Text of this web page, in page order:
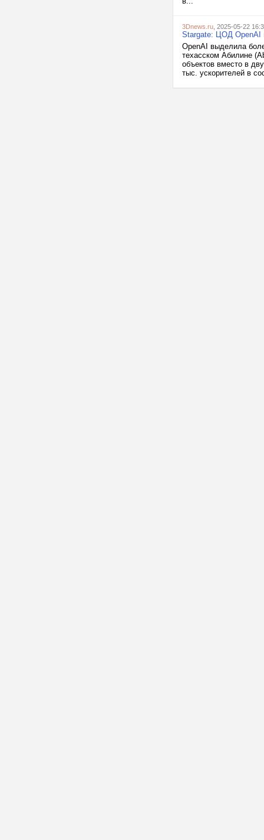
3Dnews.ru , 2025-05-22
Stargate: ЦОД OpenAI
OpenAI выделила
техасском Абилине
объектов вместо в
тыс. ускорителей в